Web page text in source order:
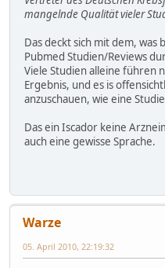
mangelnde Qualität vieler
Das deckt sich mit dem,
Pubmed Studien/Reviews
Viele Studien alleine führen
Ergebnis, und es is
anzuschauen, wie eine
Das ein Iscador keine
auch eine gewisse Sprache.
Warze
05. April 2010, 22:19:32